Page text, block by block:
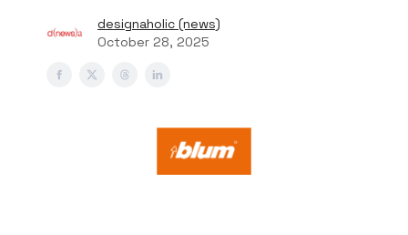
designaholic (news)
October 28, 2025